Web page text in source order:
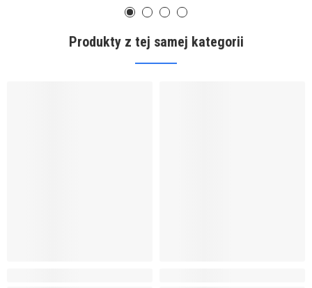
Produkty z tej samej kategorii